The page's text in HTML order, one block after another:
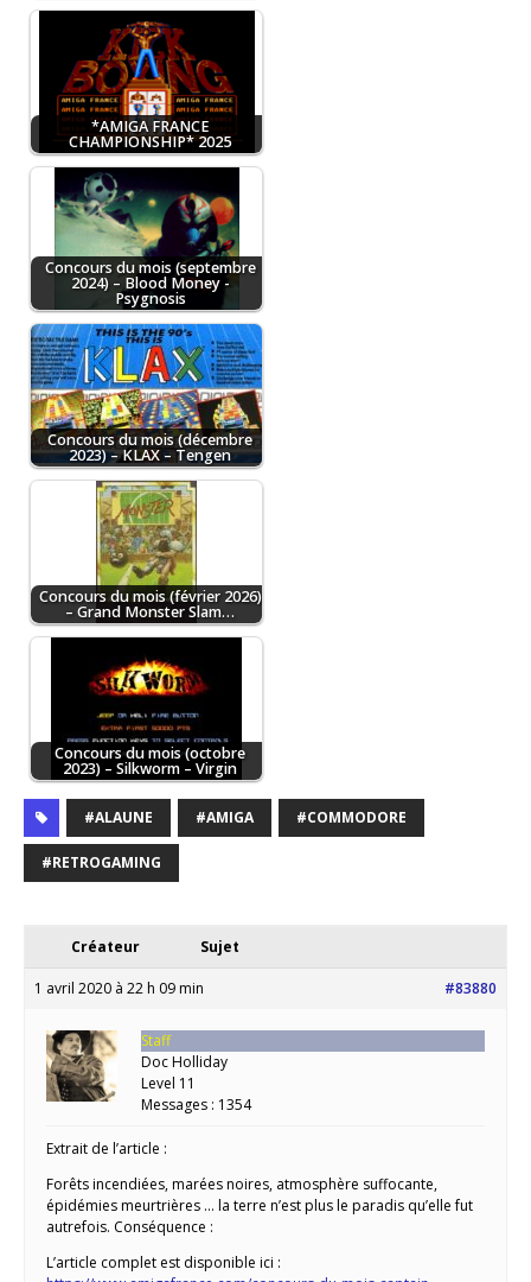
*AMIGA FRANCE
CHAMPIONSHIP* 2025
Concours du mois (septembre
2024) – Blood Money -
Psygnosis
Concours du mois (décembre
2023) – KLAX – Tengen
Concours du mois (février 2026)
– Grand Monster Slam…
Concours du mois (octobre
2023) – Silkworm – Virgin
#ALAUNE #AMIGA #COMMODORE
#RETROGAMING
Créateur Sujet
1 avril 2020 à 22 h 09 min #83880
Staff
Doc Holliday
Level 11
Messages : 1354
Extrait de l’article :
Forêts incendiées, marées noires, atmosphère suffocante,
épidémies meurtrières … la terre n’est plus le paradis qu’elle fut
autrefois. Conséquence :
L’article complet est disponible ici :